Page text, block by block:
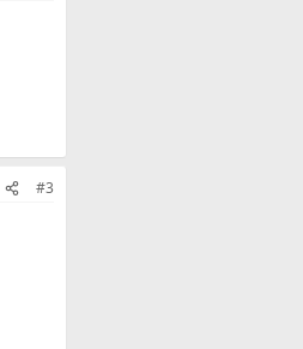
#3